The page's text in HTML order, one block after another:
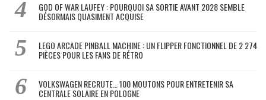
GOD OF WAR LAUFEY : POURQUOI SA SORTIE AVANT 2028 SEMBLE
DÉSORMAIS QUASIMENT ACQUISE
LEGO ARCADE PINBALL MACHINE : UN FLIPPER FONCTIONNEL DE 2 274
PIÈCES POUR LES FANS DE RÉTRO
VOLKSWAGEN RECRUTE… 100 MOUTONS POUR ENTRETENIR SA
CENTRALE SOLAIRE EN POLOGNE